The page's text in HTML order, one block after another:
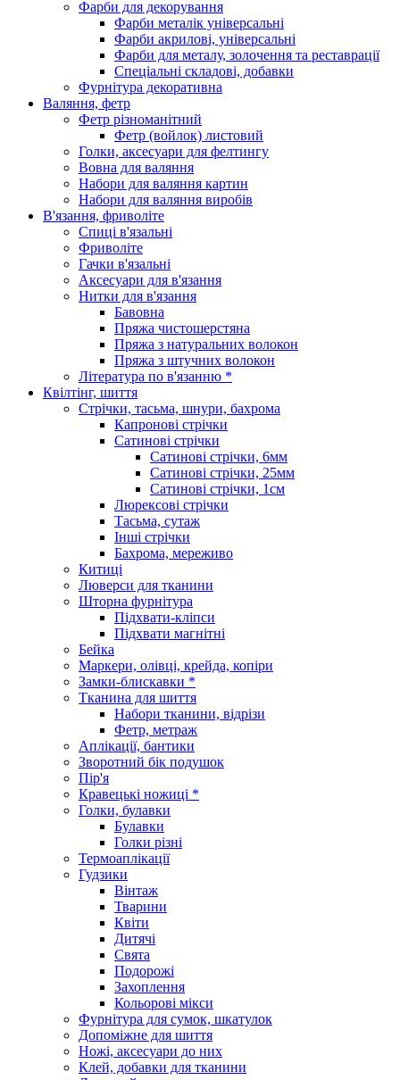
Фарби для декорування
Фарби металік універсальні
Фарби акрилові, універсальні
Фарби для металу, золочення та реставрації
Спеціальні складові, добавки
Фурнітура декоративна
Валяння, фетр
Фетр різноманітний
Фетр (войлок) листовий
Голки, аксесуари для фелтингу
Вовна для валяння
Набори для валяння картин
Набори для валяння виробів
В'язання, фриволіте
Спиці в'язальні
Фриволіте
Гачки в'язальні
Аксесуари для в'язання
Нитки для в'язання
Бавовна
Пряжа чистошерстяна
Пряжа з натуральних волокон
Пряжа з штучних волокон
Література по в'язанню *
Квілтінг, шиття
Стрічки, тасьма, шнури, бахрома
Капронові стрічки
Сатинові стрічки
Сатинові стрічки, 6мм
Сатинові стрічки, 25мм
Сатинові стрічки, 1см
Люрексові стрічки
Тасьма, сутаж
Інші стрічки
Бахрома, мереживо
Китиці
Люверси для тканини
Шторна фурнітура
Підхвати-кліпси
Підхвати магнітні
Бейка
Маркери, олівці, крейда, копіри
Замки-блискавки *
Тканина для шиття
Набори тканини, відрізи
Фетр, метраж
Аплікації, бантики
Зворотний бік подушок
Пір'я
Кравецькі ножиці *
Голки, булавки
Булавки
Голки різні
Термоаплікації
Гудзики
Вінтаж
Тварини
Квіти
Дитячі
Свята
Подорожі
Захоплення
Кольорові мікси
Фурнітура для сумок, шкатулок
Допоміжне для шиття
Ножі, аксесуари до них
Клей, добавки для тканини